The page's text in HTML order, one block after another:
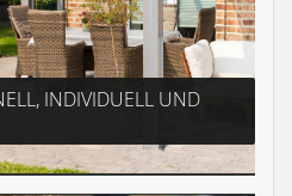
INDIVIDUELL UND